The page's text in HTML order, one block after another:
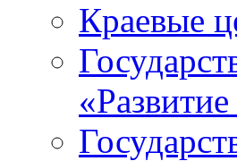
Краевые